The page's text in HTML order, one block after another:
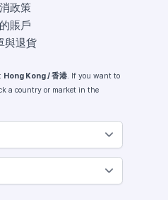
政策
賬戶
與退貨
Hong Kong / 香港. If you want to
a country or market in the